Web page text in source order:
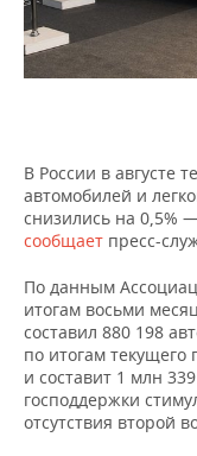
НЕФТЕХИМИЯ
НЕФТЬ
ЭНЕРГЕТИКА
РОЗНИЧНАЯ
НОВОСТИ
МЕРОПРИЯТИЯ
БИЗНЕС-БРАНЧИ
ОТКРЫТАЯ
ФУТБОЛ
БАСКЕТБОЛ
ВОЛЕЙБОЛ
КИБЕРСПОРТ
НОВОСТИ
ИСТОРИЯ
КУЛЬТУРА
ФОТОГАЛЕРЕЯ
СПРАВОЧНИК
СПИСОК ПЕРСОН
СПИСОК
ПОЛНАЯ ВЕРСИЯ
В России в августе
автомобилей и
снизились на 0,5%
сообщает пресс-
По данным
итогам восьми
составил 880 198
по итогам
и составит 1 млн
господдержки
отсутствия второй